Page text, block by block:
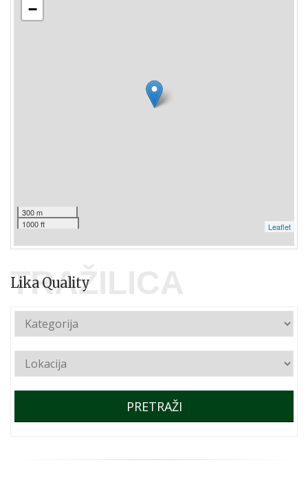
−
300 m
1000 ft
Leaflet
TRAŽILICA
Lika Quality
PRETRAŽI